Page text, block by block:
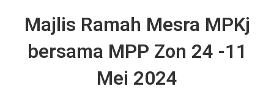
Majlis Ramah Mesra MPKj
bersama MPP Zon 24 -11
Mei 2024